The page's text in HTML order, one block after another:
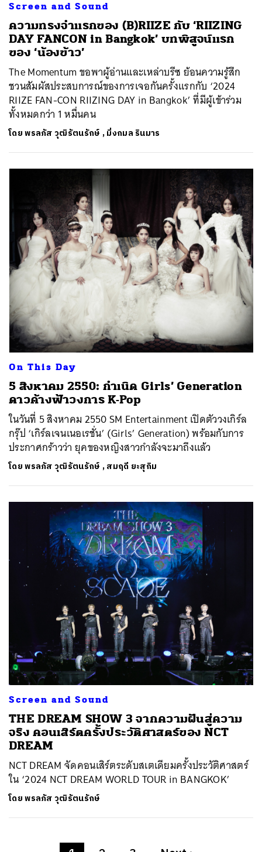
Screen and Sound
ความทรงจำแรกของ (B)RIIZE กับ ‘RIIZING
DAY FANCON in Bangkok’ บทพิสูจน์แรก
ของ ‘น้องข้าว’
The Momentum ขอพาผู้อ่านและเหล่าบรีซ ย้อนความรู้สึก
ชวนสัมผัสประสบการณ์ของการเจอกันครั้งแรกกับ ‘2024
RIIZE FAN-CON RIIZING DAY in Bangkok’ ที่มีผู้เข้าร่วม
ทั้งหมดกว่า 1 หมื่นคน
โดยพรลภัส วุฒิรัตนรักษ์ ,มิ่งกมล รินมาร
On This Day
5 สิงหาคม 2550: กำเนิด Girls’ Generation
ดาวค้างฟ้าวงการ K-Pop
ในวันที่ 5 สิงหาคม 2550 SM Entertainment เปิดตัววงเกิร์ล
กรุ๊ป ‘เกิร์ลเจนเนอเรชั่น’ (Girls’ Generation) พร้อมกับการ
ประกาศกร้าวว่า ยุคของหญิงสาวกำลังจะมาถึงแล้ว
โดยพรลภัส วุฒิรัตนรักษ์ ,สมฤดี ยะสุกิม
Screen and Sound
THE DREAM SHOW 3 จากความฝันสู่ความ
จริง คอนเสิร์ตครั้งประวัติศาสตร์ของ NCT
DREAM
NCT DREAM จัดคอนเสิร์ตระดับสเตเดียมครั้งประวัติศาสตร์
ใน ‘2024 NCT DREAM WORLD TOUR in BANGKOK’
โดยพรลภัส วุฒิรัตนรักษ์